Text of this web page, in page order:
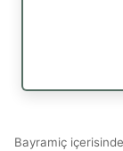
Bayramiç